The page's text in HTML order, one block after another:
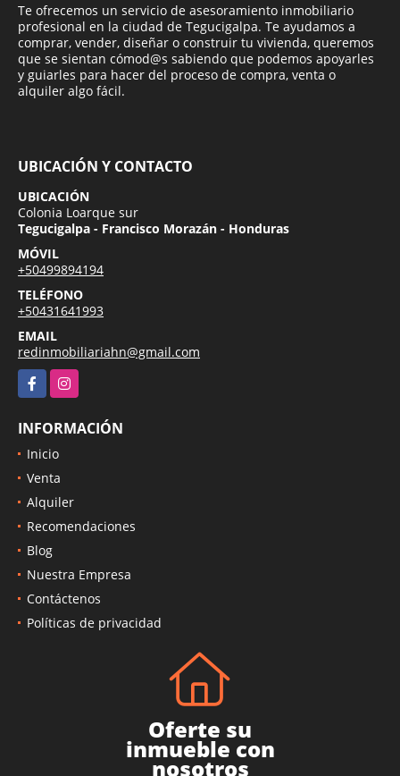
Te ofrecemos un servicio de asesoramiento inmobiliario
profesional en la ciudad de Tegucigalpa. Te ayudamos a
comprar, vender, diseñar o construir tu vivienda, queremos
que se sientan cómod@s sabiendo que podemos apoyarles
y guiarles para hacer del proceso de compra, venta o
alquiler algo fácil.
UBICACIÓN Y CONTACTO
UBICACIÓN
Colonia Loarque sur
Tegucigalpa - Francisco Morazán - Honduras
MÓVIL
+50499894194
TELÉFONO
+50431641993
EMAIL
redinmobiliariahn@gmail.com
FacebookInstagram
INFORMACIÓN
Inicio
Venta
Alquiler
Recomendaciones
Blog
Nuestra Empresa
Contáctenos
Políticas de privacidad
Oferte su
inmueble con
nosotros